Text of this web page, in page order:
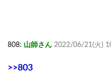
808: 山師さん 2022/06/21(火)
>>803